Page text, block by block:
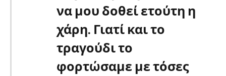
να μου δοθεί ετούτη η
χάρη. Γιατί και το
τραγούδι το
φορτώσαμε με τόσες